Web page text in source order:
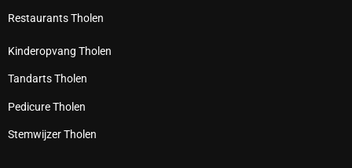
Restaurants Tholen
Kinderopvang Tholen
Tandarts Tholen
Pedicure Tholen
Stemwijzer Tholen